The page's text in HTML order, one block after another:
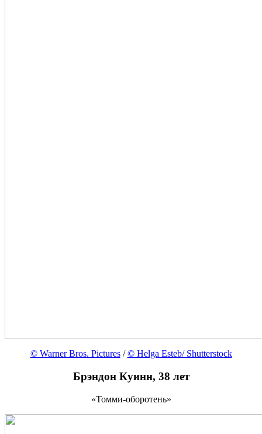
© Warner Bros. Pictures/© Helga Esteb/ Shutterstock
Брэндон Куинн, 38 лет
«Томми-оборотень»